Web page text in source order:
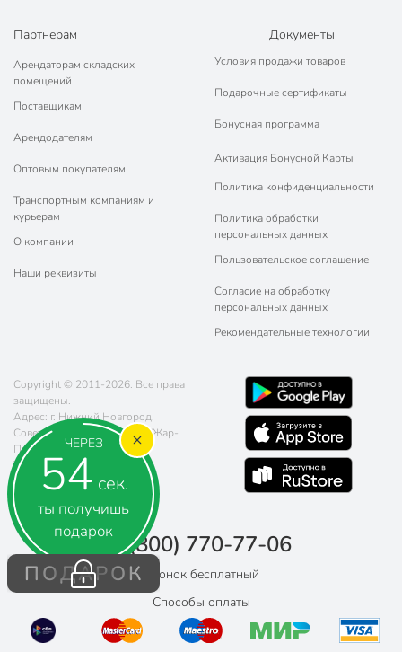
ЧЕРЕЗ
53 сек.
ты получишь
подарок
ПОДАРОК
Партнерам
Арендаторам складских
помещений
Поставщикам
Арендодателям
Оптовым покупателям
Транспортным компаниям и
курьерам
О компании
Наши реквизиты
Документы
Условия продажи товаров
Подарочные сертификаты
Бонусная программа
Активация Бонусной Карты
Политика конфиденциальности
Политика обработки
персональных данных
Пользовательское соглашение
Согласие на обработку
персональных данных
Рекомендательные технологии
Copyright © 2011-2026. Все права
защищены.
Адрес: г. Нижний Новгород,
Советская площадь 5, ТРЦ "Жар-
Птица"
Телефон: 8 (800) 770-77-06
Почта:
sales@poryadok.ru
8 (800) 770-77-06
Звонок бесплатный
Способы оплаты